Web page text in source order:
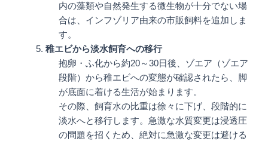
内の藻類や自然発生する微生物が十分でない場
合は、インフゾリア由来の市販飼料を追加しま
す。
稚エビから淡水飼育への移行
抱卵・ふ化から約20～30日後、ゾエア（ゾエア
段階）から稚エビへの変態が確認されたら、脚
が底面に着ける生活が始まります。
その際、飼育水の比重は徐々に下げ、段階的に
淡水へと移行します。急激な水質変更は浸透圧
の問題を招くため、絶対に急激な変更は避ける